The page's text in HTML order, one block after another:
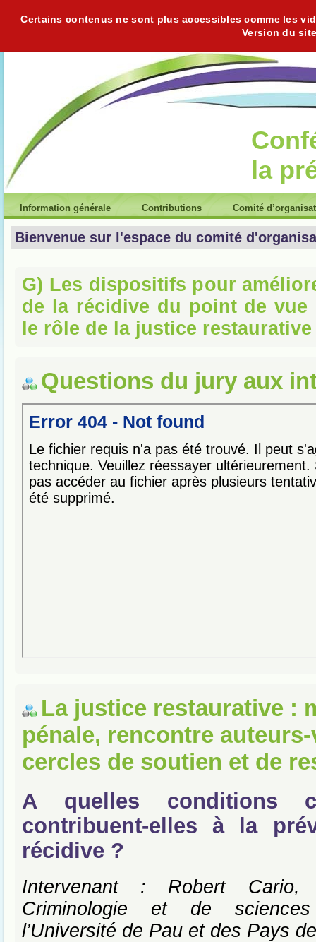
Certains contenus ne sont plus accessibles comme les
Version du
la
Information générale Contributions Comité
Bienvenue sur l'espace du comité
G) Les dispositifs pour
de la récidive du point de vue
le rôle de la justice restaurative
Questions du jury aux
La justice restaurative :
pénale, rencontre
cercles de soutien et de
A quelles conditions
contribuent-elles à la
récidive ?
Intervenant : Robert Cario,
Criminologie et de
l’Université de Pau et des Pays